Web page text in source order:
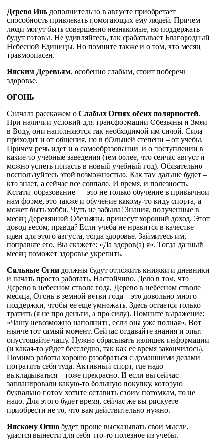
Дерево Инь дополнительно в августе приобретает
способность привлекать помогающих ему людей. Причем
люди могут быть совершенно незнакомые, но поддержать
будут готовы. Не удивляйтесь, так срабатывает Благородный
Небесной Единицы. Но помните также и о том, что месяц
травмоопасен.
Янским Деревьям, особенно слабым, стоит поберечь
здоровье.
ОГОНЬ
Сначала расскажем о Слабых Огнях обеих полярностей.
При наличии условий для трансформации Обезьяны и Змеи
в Воду, они наполняются так необходимой им силой. Сила
приходит и от общения, но в бОльшей степени – от учебы.
Причем речь идет и о самообразовании, и о поступлении в
какие-то учебные заведения (тем более, что сейчас август и
можно успеть попасть в новый учебный год). Обязательно
воспользуйтесь этой возможностью. Как там дальше будет –
кто знает, а сейчас все совпало. И время, и полезность.
Кстати, образование — это не только обучение в привычной
нам форме, это также и обучение какому-то виду спорта, а
может быть хобби. Чуть не забыла! Знания, полученные в
месяц Деревянной Обезьяны, принесут хороший доход. Этот
довод весом, правда? Если учеба не нравится в качестве
идеи для этого августа, тогда здоровье. Займитесь им,
поправьте его. Вы скажете: «Да здоров(а) я». Тогда данный
месяц поможет здоровье укрепить.
Сильные Огни должны будут отложить книжки и дневники
и начать просто работать. Настойчиво. Дело в том, что
Дерево в небесном стволе года, Дерево в небесном стволе
месяца, Огонь в земной ветви года – это довольно много
поддержки, чтобы ее еще умножать. Здесь остается только
тратить (я не про деньги, а про силу). Помните выражение:
«Чашу невозможно наполнить, если она уже полная». Вот
нынче тот самый момент. Сейчас отдавайте знания и опыт –
опустошайте чашу. Нужно сбрасывать излишек информации
(и какая-то уйдет бесследно, так как ее время закончилось).
Помимо работы хорошо разобраться с домашними делами,
потратить себя туда. Активный спорт, где надо
выкладываться – тоже прекрасно. И если вы сейчас
запланировали какую-то большую покупку, которую
буквально потом хотите оставить своим потомкам, то не
надо. Для этого будет время, сейчас же вы рискуете
приобрести не то, что вам действительно нужно.
Янскому Огню будет проще высказывать свои мысли,
удастся вынести для себя что-то полезное из учебы.